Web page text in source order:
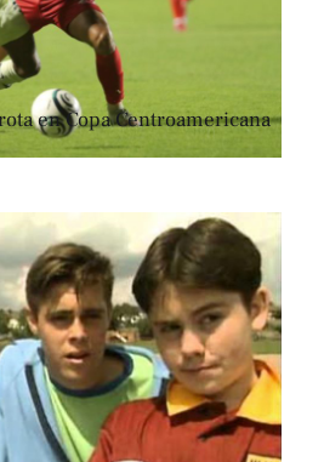
en Copa Centroamericana